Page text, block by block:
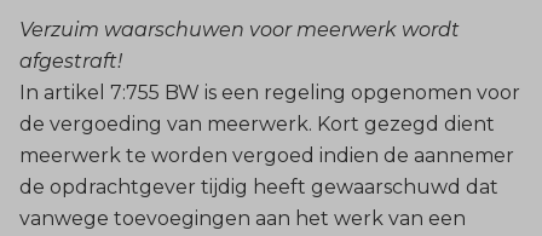
Verzuim waarschuwen voor meerwerk wordt
afgestraft!
In artikel 7:755 BW is een regeling opgenomen voor
de vergoeding van meerwerk. Kort gezegd dient
meerwerk te worden vergoed indien de aannemer
de opdrachtgever tijdig heeft gewaarschuwd dat
vanwege toevoegingen aan het werk van een